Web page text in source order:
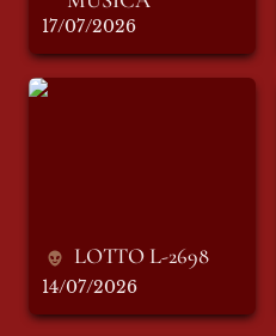
17/07/2026
LOTTO L-2698
LOTTO L-2698
14/07/2026